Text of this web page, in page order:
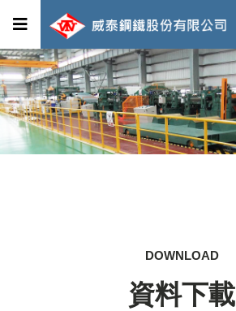
DOWNLOAD
資料下載